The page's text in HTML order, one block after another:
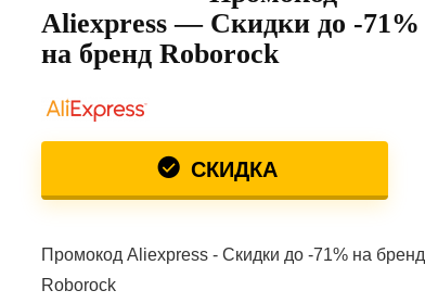
Aliexpress — Скидки до -71%
на бренд Roborock
СКИДКА
Промокод Aliexpress - Скидки до -71% на бренд
Roborock